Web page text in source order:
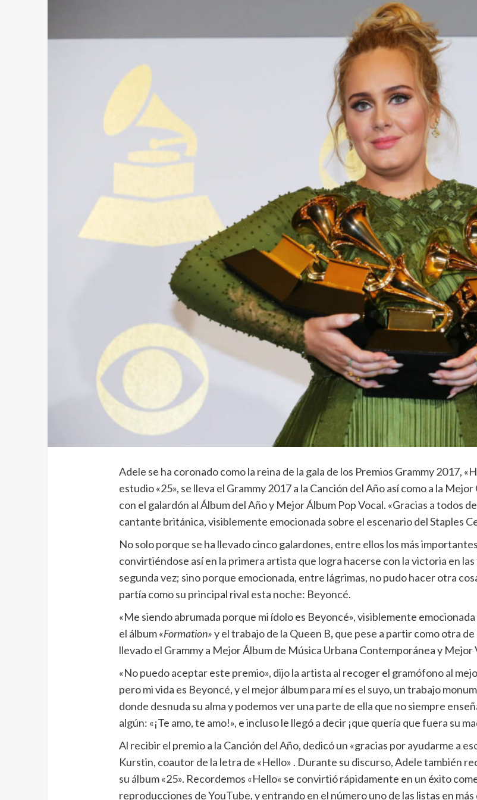
Adele se ha coronado como la reina de la gala de los Premios Grammy 2017,
estudio «25», se lleva el Grammy 2017 a la Canción del Año así como a la
con el galardón al Álbum del Año y Mejor Álbum Pop Vocal. «Gracias a todos
cantante británica, visiblemente emocionada sobre el escenario del Staples
No solo porque se ha llevado cinco galardones, entre ellos los más
convirtiéndose así en la primera artista que logra hacerse con la victoria en
segunda vez; sino porque emocionada, entre lágrimas, no pudo hacer otra
partía como su principal rival esta noche: Beyoncé.
«Me siendo abrumada porque mi ídolo es Beyoncé», visiblemente
el álbum «Formation»y el trabajo de la Queen B,que pese a partir como otra
llevado el Grammy a Mejor Álbum de Música Urbana Contemporánea y Mejor
«No puedo aceptar este premio», dijo la artista al recoger el gramófono al
pero mi vida es Beyoncé, y el mejor álbum para mí es el suyo, un trabajo
donde desnuda su alma y podemos ver una parte de ella que no siempre
algún: «¡Te amo, te amo!», e incluso le llegó a decir ¡que quería que fuera su
Al recibir el premio a la Canción del Año, dedicó un «gracias por ayudarme a
Kurstin, coautor de la letra de «Hello» . Durante su discurso, Adele también
su álbum «25». Recordemos «Hello« se convirtió rápidamente en un éxito
reproducciones de YouTube, y entrando en el número uno de las listas en